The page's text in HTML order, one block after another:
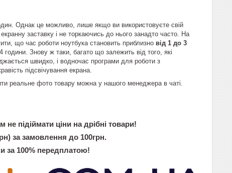
Однак це можливо, лише якщо ви використовуєте свій
заставку і не торкаючись до нього занадто часто. На
що час роботи ноутбука становить приблизно від 1 до 3
Знову ж таки, багато що залежить від того, які
швидко, і водночас програми для роботи з
підсвічування екрана.
реальне фото товару можна у нашого менеджера в чаті.
підіймати ціни на дрібні товари!
за замовлення до 100грн.
за 100% передплатою!